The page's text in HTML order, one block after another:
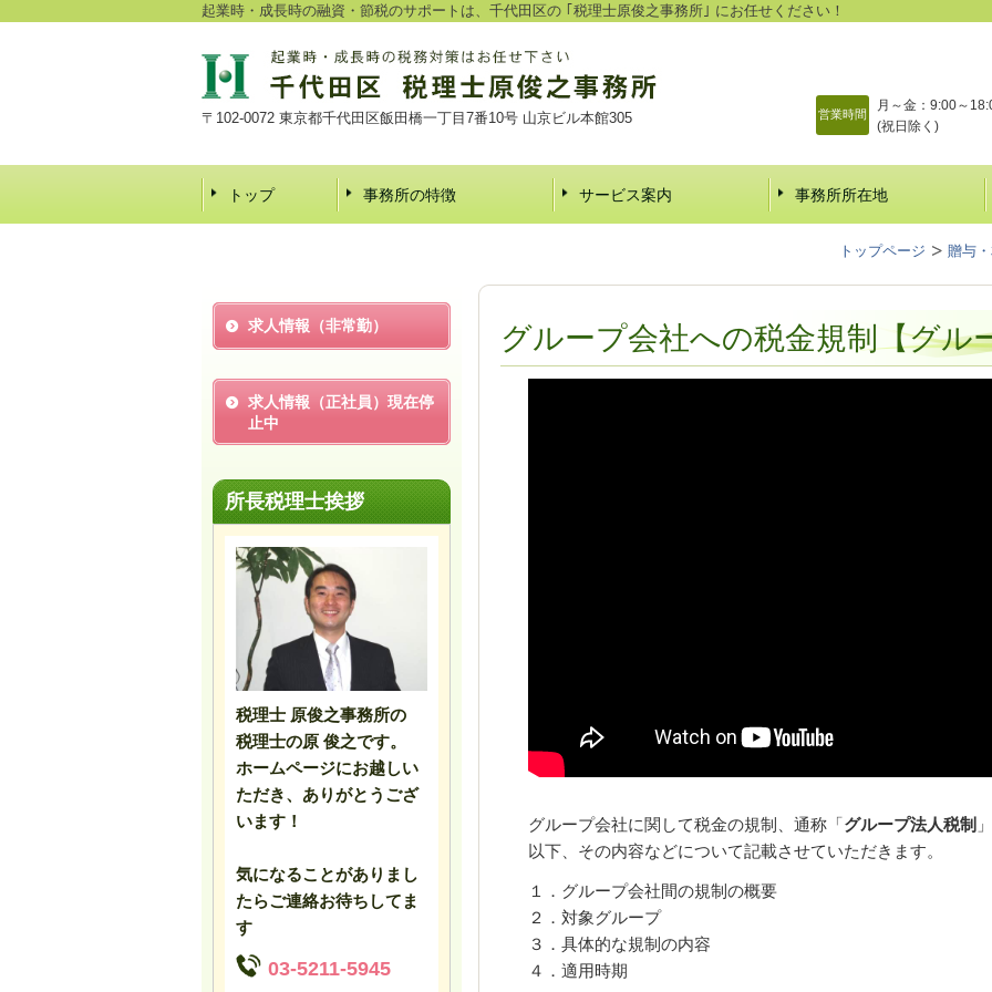
起業時・成長時の融資・節税のサポートは、千代田区の ｢税理士原俊之事務所｣ にお任せください！
〒102-0072 東京都千代田区飯田橋一丁目7番10号 山京ビル本館305 営業時間
月～金：9:00～
(祝日除く)
トップ 事務所の特徴 サービス案内 事務所所在地
トップページ 贈与
グループ会社への税金規制【グル
グループ会社に関して税金の規制、通称「グループ法人税制
以下、その内容などについて記載させていただきます。
１．グループ会社間の規制の概要
２．対象グループ
３．具体的な規制の内容
４．適用時期
求人情報（非常勤）
求人情報（正社員）現在停
止中
所長税理士挨拶
税理士 原俊之事務所の
税理士の原 俊之です。
ホームページにお越しい
ただき、ありがとうござ
います！
気になることがありまし
たらご連絡お待ちしてま
す
03-5211-5945